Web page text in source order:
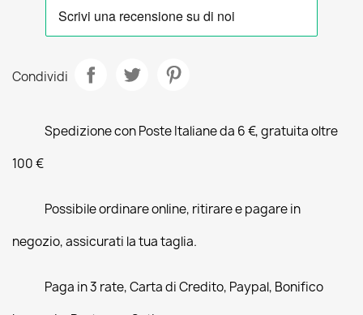
Condividi
Spedizione con Poste Italiane da 6 €, gratuita oltre
100 €
Possibile ordinare online, ritirare e pagare in
negozio, assicurati la tua taglia.
Paga in 3 rate, Carta di Credito, Paypal, Bonifico